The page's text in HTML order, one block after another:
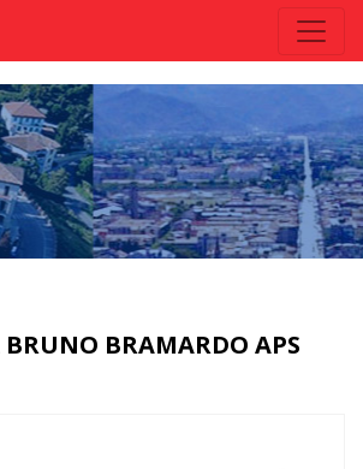
BRAMARDO APS